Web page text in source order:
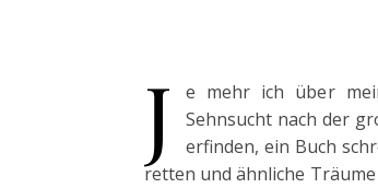
J
e mehr ich über
Sehnsucht nach der
erfinden, ein Buch
retten und ähnliche